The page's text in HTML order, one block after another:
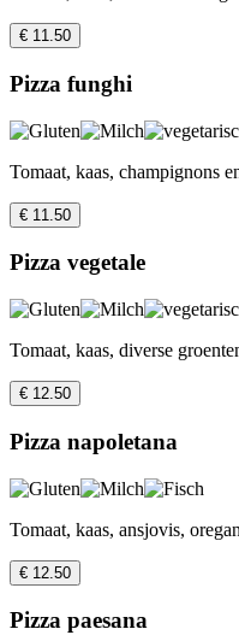
€ 11.50
Pizza funghi
Tomaat, kaas, champignons
€ 11.50
Pizza vegetale
Tomaat, kaas, diverse
€ 12.50
Pizza napoletana
Tomaat, kaas, ansjovis,
€ 12.50
Pizza paesana